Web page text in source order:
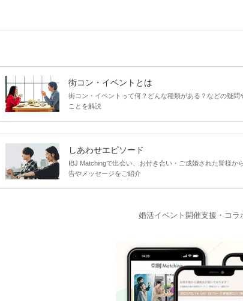
街コン・イベントとは
街コン・イベントって何？どんな種類がある？などの疑問
ことを解説
しあわせエピソード
IBJ Matchingで出会い、お付き合い・ご成婚された皆様か
告やメッセージをご紹介
婚活イベント開催支援・コラ